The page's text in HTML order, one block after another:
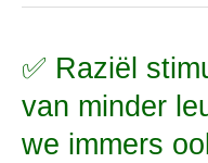
✅ Raziël
van minder
we immers
✅
stimuleert
schrijftalent,